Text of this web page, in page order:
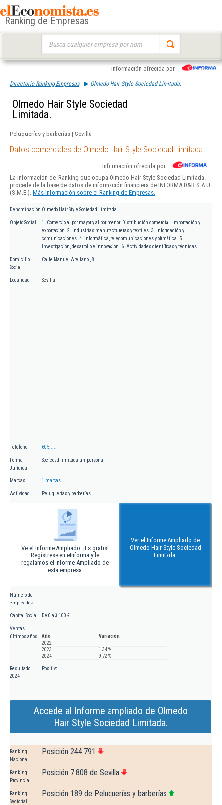
Ranking de Empresas
Información ofrecida por
Directorio Ranking Empresas Olmedo Hair Style Sociedad Limitada.
Olmedo Hair Style Sociedad
Limitada.
Peluquerías y barberías | Sevilla
Datos comerciales de Olmedo Hair Style Sociedad Limitada.
Información ofrecida por
La información del Ranking que ocupa Olmedo Hair Style Sociedad Limitada.
procede de la base de datos de información financiera de INFORMA D&B S.A.U.
(S.M.E.). Más información sobre el Ranking de Empresas.
Denominación Olmedo Hair Style Sociedad Limitada.
Objeto Social
1. Comercio al por mayor y al por menor. Distribución comercial. Importación y
exportación. 2. Industrias manufactureras y textiles. 3. Información y
comunicaciones. 4. Informática, telecomunicaciones y ofimática. 5.
Investigación, desarrollo e innovación. 6. Actividades científicas y técnicas
Domicilio
Social
Calle Manuel Arellano , 8
Localidad Sevilla
Teléfono 605.....
Forma
Jurídica
Sociedad limitada unipersonal
Marcas 1 marcas
Actividad Peluquerías y barberías
Ve el Informe Ampliado. ¡Es gratis!
Regístrese en eInforma y le
regalamos el Informe Ampliado de
esta empresa
Ver el Informe Ampliado de
Olmedo Hair Style Sociedad
Limitada.
Número de
empleados
Capital Social De 0 a 3.100 €
Ventas
últimos años
Año
Variación
2022
2023
1,34 %
2024
9,72 %
Resultado
2024
Positivo
Accede al Informe ampliado de Olmedo
Hair Style Sociedad Limitada.
Ranking
Nacional
Posición 244.791
Ranking
Provincial
Posición 7.808 de Sevilla
Ranking
Sectorial
Posición 189 de Peluquerías y barberías